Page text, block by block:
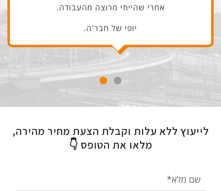
אחרי שהייתי מרוצה מהעבודה.
יופי של חבר'ה.
לייעוץ ללא עלות וקבלת הצעת מחיר מהירה,
מלאו את הטופס 👇